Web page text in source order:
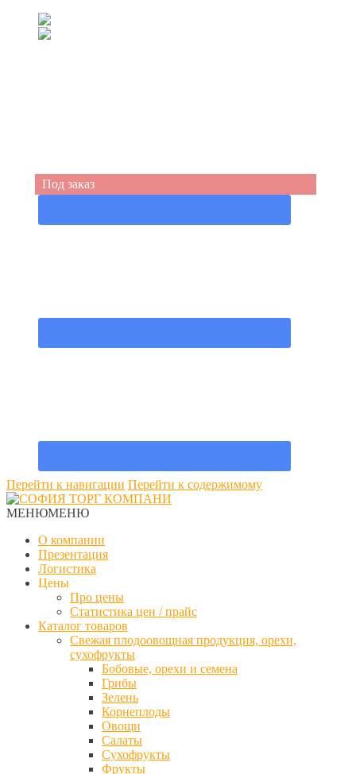
Перейти к навигации Перейти к содержимому
МЕНЮМЕНЮ
О компании
Презентация
Логистика
Цены
Про цены
Статистика цен / прайс
Каталог товаров
Свежая плодоовощная продукция, орехи,
сухофрукты
Бобовые, орехи и семена
Грибы
Зелень
Корнеплоды
Овощи
Салаты
Сухофрукты
Фрукты